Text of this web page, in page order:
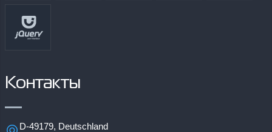
Контакты
D-49179, Deutschland